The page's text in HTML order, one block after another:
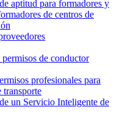
aptitud para formadores y
de centros de
de conductor
profesionales para
transporte
un Servicio Inteligente de